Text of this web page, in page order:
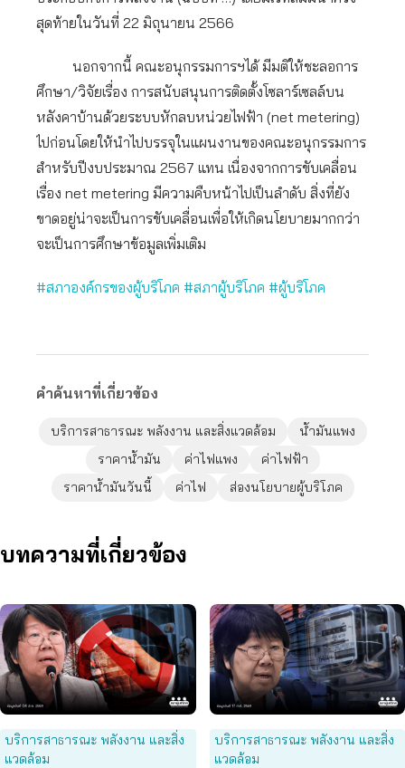
สุดท้ายในวันที่ 22 มิถุนายน 2566
นอกจากนี้ คณะอนุกรรมการฯได้ มีมติให้ชะลอการ
ศึกษา/วิจัยเรื่อง การสนับสนุนการติดตั้งโซลาร์เซลล์บน
หลังคาบ้านด้วยระบบหักลบหน่วยไฟฟ้า (net metering)
ไปก่อนโดยให้นำไปบรรจุในแผนงานของคณะอนุกรรมการ
สำหรับปีงบประมาณ 2567 แทน เนื่องจากการขับเคลื่อน
เรื่อง net metering มีความคืบหน้าไปเป็นลำดับ สิ่งที่ยัง
ขาดอยู่น่าจะเป็นการขับเคลื่อนเพื่อให้เกิดนโยบายมากกว่า
จะเป็นการศึกษาข้อมูลเพิ่มเติม
#สภาองค์กรของผู้บริโภค #สภาผู้บริโภค #ผู้บริโภค
คำค้นหาที่เกี่ยวข้อง
บริการสาธารณะ พลังงาน และสิ่งแวดล้อม
น้ำมันแพง
ราคาน้ำมัน
ค่าไฟแพง
ค่าไฟฟ้า
ราคาน้ำมันวันนี้
ค่าไฟ ส่องนโยบายผู้บริโภค
บทความที่เกี่ยวข้อง
บริการสาธารณะ พลังงาน และสิ่ง
แวดล้อม
บริการสาธารณะ พลังงาน และสิ่ง
แวดล้อม